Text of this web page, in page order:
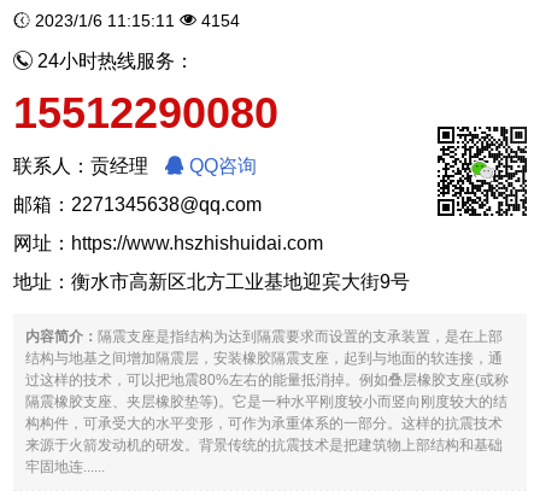
2023/1/6 11:15:11 4154
24小时热线服务：
15512290080
联系人：贡经理
QQ咨询
邮箱：2271345638@qq.com
网址： https://www.hszhishuidai.com
地址：衡水市高新区北方工业基地迎宾大街9号
内容简介：隔震支座是指结构为达到隔震要求而设置的支承装置，是在上部
结构与地基之间增加隔震层，安装橡胶隔震支座，起到与地面的软连接，通
过这样的技术，可以把地震80%左右的能量抵消掉。例如叠层橡胶支座(或称
隔震橡胶支座、夹层橡胶垫等)。它是一种水平刚度较小而竖向刚度较大的结
构构件，可承受大的水平变形，可作为承重体系的一部分。这样的抗震技术
来源于火箭发动机的研发。背景传统的抗震技术是把建筑物上部结构和基础
牢固地连......